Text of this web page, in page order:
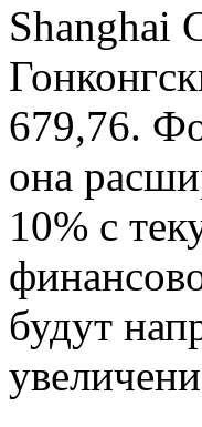
Shanghai
679,76.
она
10% с
будут